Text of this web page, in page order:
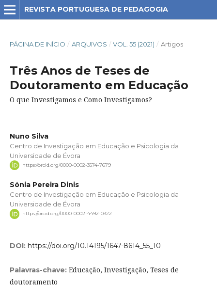
REVISTA PORTUGUESA DE PEDAGOGIA
PÁGINA DE INÍCIO / ARQUIVOS / VOL. 55 (2021) / Artigos
Três Anos de Teses de
Doutoramento em Educação
O que Investigamos e Como Investigamos?
Nuno Silva
Centro de Investigação em Educação e Psicologia da
Universidade de Évora
https://orcid.org/0000-0002-3574-7679
Sónia Pereira Dinis
Centro de Investigação em Educação e Psicologia da
Universidade de Évora
https://orcid.org/0000-0002-4492-0322
DOI: https://doi.org/10.14195/1647-8614_55_10
Palavras-chave: Educação, Investigação, Teses de
doutoramento